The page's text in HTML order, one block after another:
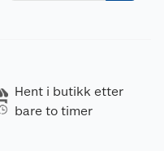
Hent i butikk etter
bare to timer